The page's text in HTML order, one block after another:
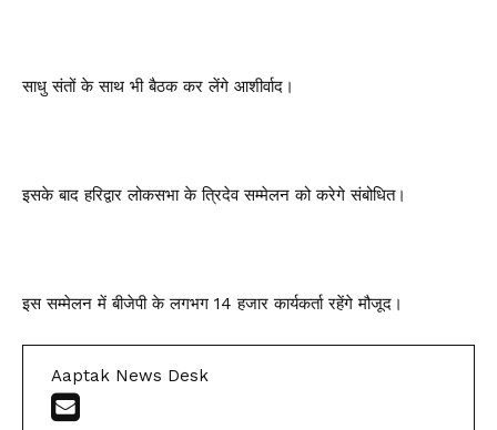
साधु संतों के साथ भी बैठक कर लेंगे आशीर्वाद।
इसके बाद हरिद्वार लोकसभा के त्रिदेव सम्मेलन को करेगे संबोधित।
इस सम्मेलन में बीजेपी के लगभग 14 हजार कार्यकर्ता रहेंगे मौजूद।
Aaptak News Desk